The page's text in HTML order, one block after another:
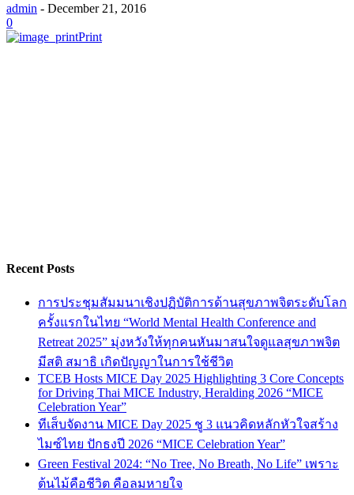
admin - December 21, 2016
0
Print
Recent Posts
การประชุมสัมมนาเชิงปฏิบัติการด้านสุขภาพจิตระดับโลก
ครั้งแรกในไทย “World Mental Health Conference and
Retreat 2025” มุ่งหวังให้ทุกคนหันมาสนใจดูแลสุขภาพจิต
มีสติ สมาธิ เกิดปัญญาในการใช้ชีวิต
TCEB Hosts MICE Day 2025 Highlighting 3 Core Concepts
for Driving Thai MICE Industry, Heralding 2026 “MICE
Celebration Year”
ทีเส็บจัดงาน MICE Day 2025 ชู 3 แนวคิดหลักหัวใจสร้าง
ไมซ์ไทย ปักธงปี 2026 “MICE Celebration Year”
Green Festival 2024: “No Tree, No Breath, No Life” เพราะ
ต้นไม้คือชีวิต คือลมหายใจ